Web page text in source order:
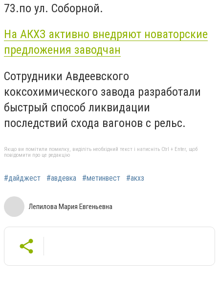
73.по ул. Соборной.
На АКХЗ активно внедряют новаторские
предложения заводчан
Сотрудники Авдеевского
коксохимического завода разработали
быстрый способ ликвидации
последствий схода вагонов с рельс.
Якщо ви помітили помилку, виділіть необхідний текст і натисніть Ctrl + Enter, щоб
повідомити про це редакцію
#дайджест #авдевка #метинвест #акхз
Лепилова Мария Евгеньевна